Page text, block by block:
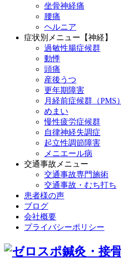
坐骨神経痛
腰痛
ヘルニア
症状別メニュー【神経】
過敏性腸症候群
動悸
頭痛
産後うつ
更年期障害
月経前症候群（PMS）
めまい
慢性疲労症候群
自律神経失調症
起立性調節障害
メニエール病
交通事故メニュー
交通事故専門施術
交通事故・むち打ち
患者様の声
ブログ
会社概要
プライバシーポリシー